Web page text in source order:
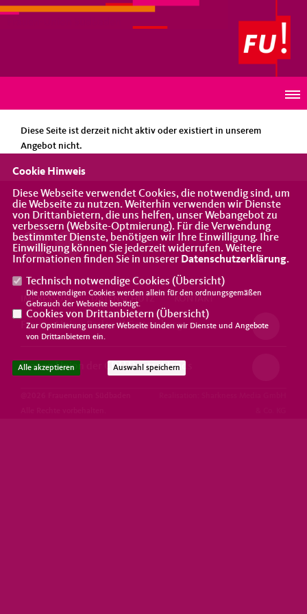
Diese Seite ist derzeit nicht aktiv oder existiert in unserem
Angebot nicht.
Eine Vereinigung der CDU
IMPRESSUM DATENSCHUTZ
Frauen Union Baden-Württemberg
Frauen Union der CDU Deutschlands
Cookie Hinweis
Diese Webseite verwendet Cookies, die notwendig sind, um
die Webseite zu nutzen. Weiterhin verwenden wir Dienste
von Drittanbietern, die uns helfen, unser Webangebot zu
verbessern (Website-Optmierung). Für die Verwendung
bestimmter Dienste, benötigen wir Ihre Einwilligung. Ihre
Einwilligung können Sie jederzeit widerrufen. Weitere
Informationen finden Sie in unserer Datenschutzerklärung.
Technisch notwendige Cookies (Übersicht)
Die notwendigen Cookies werden allein für den ordnungsgemäßen
Gebrauch der Webseite benötigt.
Cookies von Drittanbietern (Übersicht)
Zur Optimierung unserer Webseite binden wir Dienste und Angebote
von Drittanbietern ein.
Alle akzeptieren Auswahl speichern